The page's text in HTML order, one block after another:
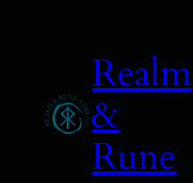
Realm
&
Rune